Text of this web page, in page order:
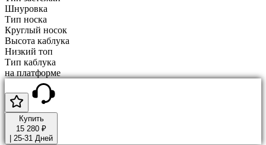
Шнуровка
Тип носка
Круглый носок
Высота каблука
Низкий топ
Тип каблука
на платформе
Купить
15 280 ₽
25-31 Дней